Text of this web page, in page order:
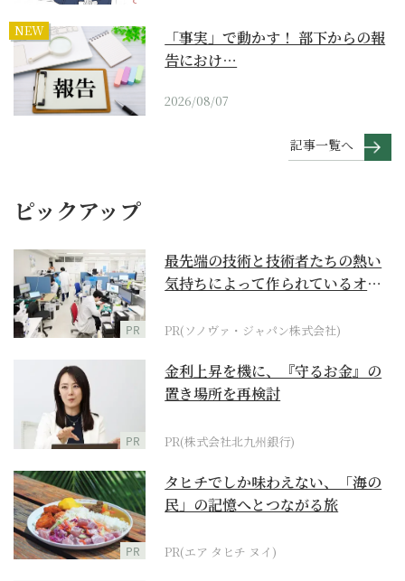
NEW
「事実」で動かす！ 部下からの報
告におけ…
2026/08/07
記事一覧へ
ピックアップ
PR
最先端の技術と技術者たちの熱い
気持ちによって作られているオー
PR(ソノヴァ・ジャパン株式会社)
PR
金利上昇を機に、『守るお金』の
置き場所を再検討
PR(株式会社北九州銀行)
PR
タヒチでしか味わえない、「海の
民」の記憶へとつながる旅
PR(エア タヒチ ヌイ)